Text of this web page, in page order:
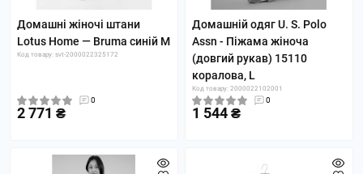
Домашні жіночі штани
Lotus Home — Bruma синій M
Код товару: svt-2000022325172
0
2 771 ₴
Домашній одяг U. S. Polo
Assn - Піжама жіноча
(довгий рукав) 15110
коралова, L
Код товару: 2000022102001
0
1 544 ₴